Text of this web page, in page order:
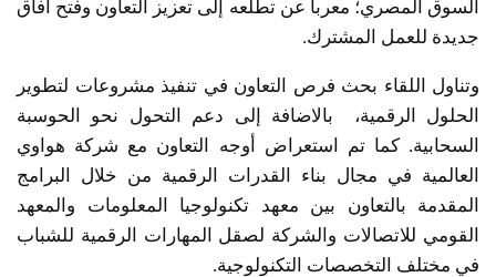
السوق المصري؛ معربا عن تطلعه إلى تعزيز التعاون وفتح آفاق
جديدة للعمل المشترك.
وتناول اللقاء بحث فرص التعاون في تنفيذ مشروعات لتطوير
الحلول الرقمية، بالاضافة إلى دعم التحول نحو الحوسبة
السحابية. كما تم استعراض أوجه التعاون مع شركة هواوي
العالمية في مجال بناء القدرات الرقمية من خلال البرامج
المقدمة بالتعاون بين معهد تكنولوجيا المعلومات والمعهد
القومي للاتصالات والشركة لصقل المهارات الرقمية للشباب
في مختلف التخصصات التكنولوجية.